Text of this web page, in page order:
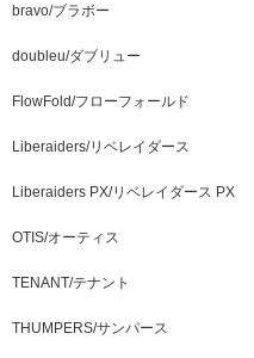
bravo/ブラボー
doubleu/ダブリュー
FlowFold/フローフォールド
Liberaiders/リベレイダース
Liberaiders PX/リベレイダース PX
OTIS/オーティス
TENANT/テナント
THUMPERS/サンパース